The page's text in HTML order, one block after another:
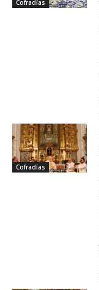
Cofradías
Cofradías